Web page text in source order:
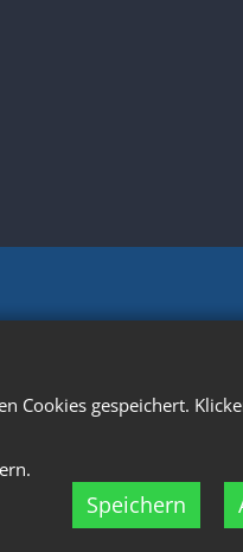
Cookies gespeichert.
Speichern